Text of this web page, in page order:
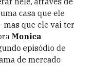
casa que ele
mas que ele vai ter
Monica
episódio de
de mercado